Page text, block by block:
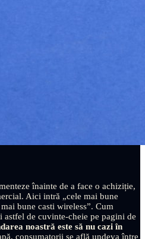
înainte de a face o achiziție,
Aici intră „cele mai bune
bune casti wireless”. Cum
astfel de cuvinte-cheie pe pagini de
noastră este să nu cazi în
consumatorii se află undeva între